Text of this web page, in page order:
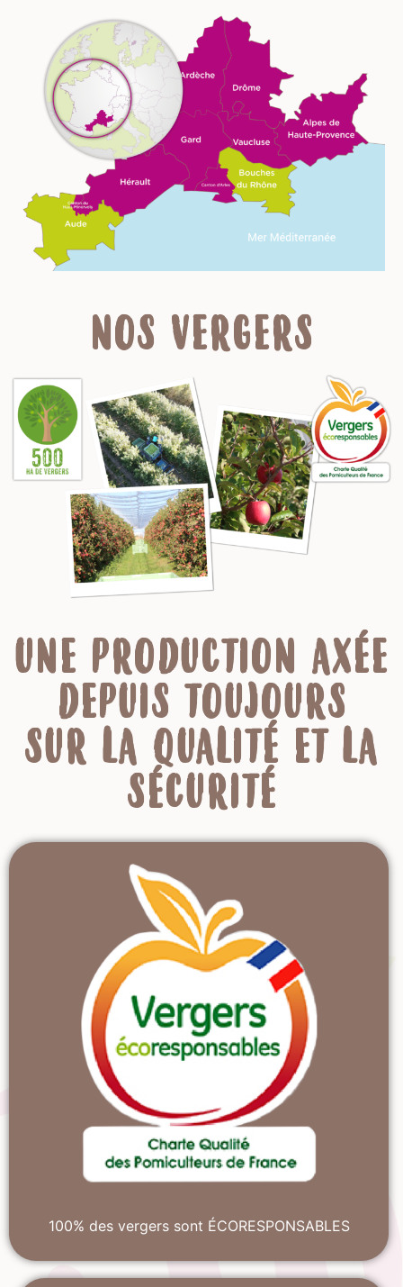
NOS VERGERS
UNE PRODUCTION AXÉE
DEPUIS TOUJOURS
SUR LA QUALITÉ ET LA
SÉCURITÉ
100% des vergers sont ÉCORESPONSABLES